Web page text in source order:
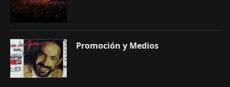
Promoción y Medios